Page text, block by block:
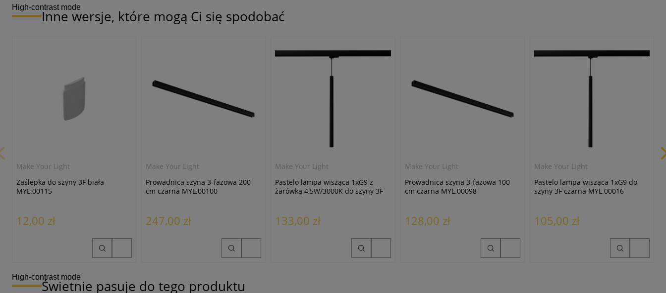
High-contrast mode
Inne wersje, które mogą Ci się spodobać
Make Your Light
Zaślepka do szyny 3F biała
MYL.00115
12,00 zł
Make Your Light
Prowadnica szyna 3-fazowa 200
cm czarna MYL.00100
247,00 zł
Make Your Light
Pastelo lampa wisząca 1xG9 z
żarówką 4,5W/3000K do szyny 3F
133,00 zł
Make Your Light
Prowadnica szyna 3-fazowa 100
cm czarna MYL.00098
128,00 zł
Make Your Light
Pastelo lampa wisząca 1xG9 do
szyny 3F czarna MYL.00016
105,00 zł
High-contrast mode
Świetnie pasuje do tego produktu